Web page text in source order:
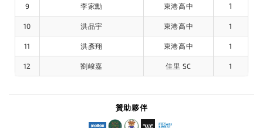
9 李家勳 東港高中 1
10 洪品宇 東港高中 1
11 洪彥翔 東港高中 1
12 劉峻嘉 佳里 SC 1
贊助夥伴